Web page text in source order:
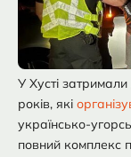
У Хусті
років, які
українсько-
повний комплекс